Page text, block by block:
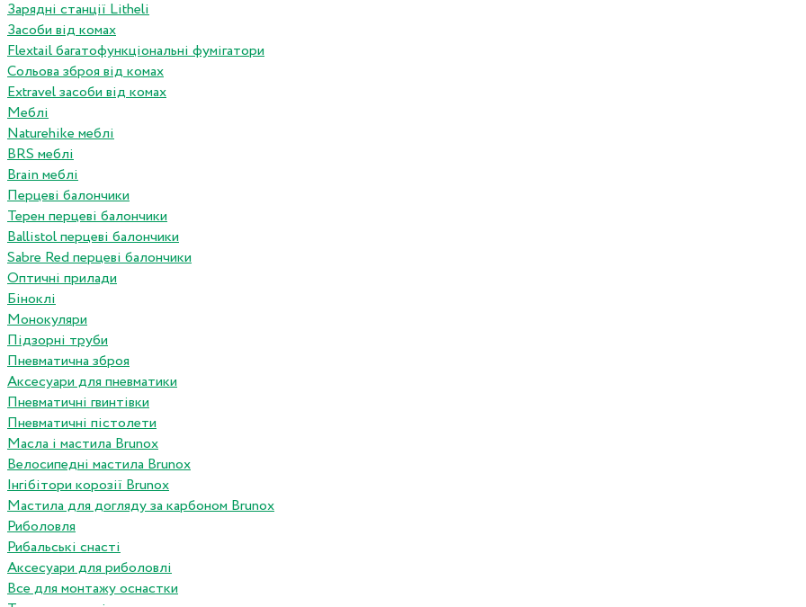
Зарядні станції Litheli
Засоби від комах
Flextail багатофункціональні фумігатори
Сольова зброя від комах
Extravel засоби від комах
Меблі
Naturehike меблі
BRS меблі
Brain меблі
Перцеві балончики
Терен перцеві балончики
Ballistol перцеві балончики
Sabre Red перцеві балончики
Оптичні прилади
Біноклі
Монокуляри
Підзорні труби
Пневматична зброя
Аксесуари для пневматики
Пневматичні гвинтівки
Пневматичні пістолети
Масла і мастила Brunox
Велосипедні мастила Brunox
Інгібітори корозії Brunox
Мастила для догляду за карбоном Brunox
Риболовля
Рибальські снасті
Аксесуари для риболовлі
Все для монтажу оснастки